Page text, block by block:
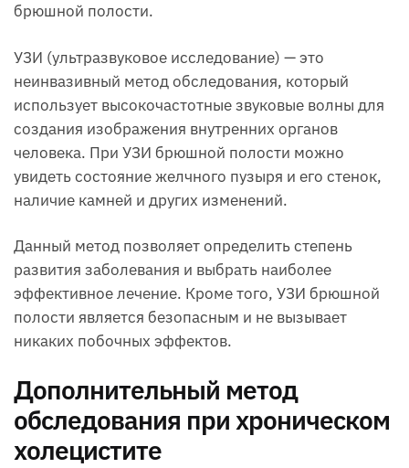
брюшной полости.
УЗИ (ультразвуковое исследование) — это
неинвазивный метод обследования, который
использует высокочастотные звуковые волны для
создания изображения внутренних органов
человека. При УЗИ брюшной полости можно
увидеть состояние желчного пузыря и его стенок,
наличие камней и других изменений.
Данный метод позволяет определить степень
развития заболевания и выбрать наиболее
эффективное лечение. Кроме того, УЗИ брюшной
полости является безопасным и не вызывает
никаких побочных эффектов.
Дополнительный метод
обследования при хроническом
холецистите